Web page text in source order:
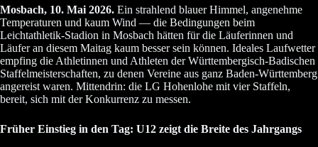
Mosbach, 10. Mai 2026. Ein strahlend blauer Himmel, angenehme
Temperaturen und kaum Wind — die Bedingungen beim
Leichtathletik-Stadion in Mosbach hätten für die Läuferinnen und
Läufer an diesem Maitag kaum besser sein können. Ideales Laufwetter
empfing die Athletinnen und Athleten der Württembergisch-Badischen
Staffelmeisterschaften, zu denen Vereine aus ganz Baden-Württemberg
angereist waren. Mittendrin: die LG Hohenlohe mit vier Staffeln,
bereit, sich mit der Konkurrenz zu messen.
Früher Einstieg in den Tag: U12 zeigt die Breite des Jahrgangs